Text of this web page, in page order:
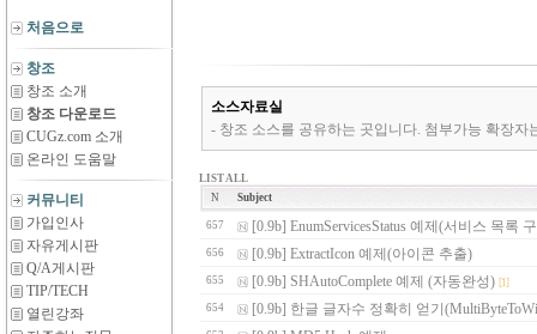
처음으로
창조
창조 소개
창조 다운로드
CUGz.com 소개
온라인 도움말
커뮤니티
가입인사
자유게시판
Q/A게시판
TIP/TECH
열린강좌
소스자료실
- 창조 소스를 공유하는 곳입니다. 첨부가능 확장자
LIST ALL
N
Subject
657 [0.9b] EnumServicesStatus 예제(서비스 목록
656 [0.9b] ExtractIcon 예제(아이콘 추출)
655 [0.9b] SHAutoComplete 예제 (자동완성) [1]
654 [0.9b] 한글 글자수 정확히 얻기